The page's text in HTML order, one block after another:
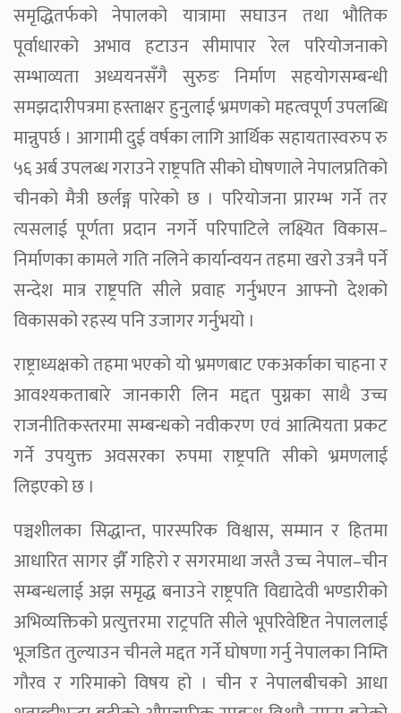
समृद्धितर्फको नेपालको यात्रामा सघाउन तथा भौतिक
पूर्वाधारको अभाव हटाउन सीमापार रेल परियोजनाको
सम्भाव्यता अध्ययनसँगै सुरुङ निर्माण सहयोगसम्बन्धी
समझदारीपत्रमा हस्ताक्षर हुनुलाई भ्रमणको महत्वपूर्ण उपलब्धि
मान्नुपर्छ । आगामी दुई वर्षका लागि आर्थिक सहायतास्वरुप रु
५६ अर्ब उपलब्ध गराउने राष्ट्रपति सीको घोषणाले नेपालप्रतिको
चीनको मैत्री छर्लङ्ग पारेको छ । परियोजना प्रारम्भ गर्ने तर
त्यसलाई पूर्णता प्रदान नगर्ने परिपाटिले लक्ष्यित विकास–
निर्माणका कामले गति नलिने कार्यान्वयन तहमा खरो उत्रनै पर्ने
सन्देश मात्र राष्ट्रपति सीले प्रवाह गर्नुभएन आफ्नो देशको
विकासको रहस्य पनि उजागर गर्नुभयो ।
राष्ट्राध्यक्षको तहमा भएको यो भ्रमणबाट एकअर्काका चाहना र
आवश्यकताबारे जानकारी लिन मद्दत पुग्नका साथै उच्च
राजनीतिकस्तरमा सम्बन्धको नवीकरण एवं आत्मियता प्रकट
गर्ने उपयुक्त अवसरका रुपमा राष्ट्रपति सीको भ्रमणलाई
लिइएको छ ।
पञ्चशीलका सिद्धान्त, पारस्परिक विश्वास, सम्मान र हितमा
आधारित सागर झैँ गहिरो र सगरमाथा जस्तै उच्च नेपाल–चीन
सम्बन्धलाई अझ समृद्ध बनाउने राष्ट्रपति विद्यादेवी भण्डारीको
अभिव्यक्तिको प्रत्युत्तरमा राट्रपति सीले भूपरिवेष्टित नेपाललाई
भूजडित तुल्याउन चीनले मद्दत गर्ने घोषणा गर्नु नेपालका निम्ति
गौरव र गरिमाको विषय हो । चीन र नेपालबीचको आधा